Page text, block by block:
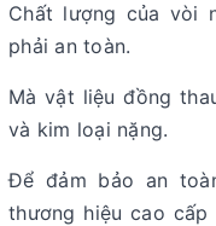
Chất lượng của vòi
phải an toàn.
Mà vật liệu đồng
và kim loại nặng.
Để đảm bảo an
thương hiệu cao